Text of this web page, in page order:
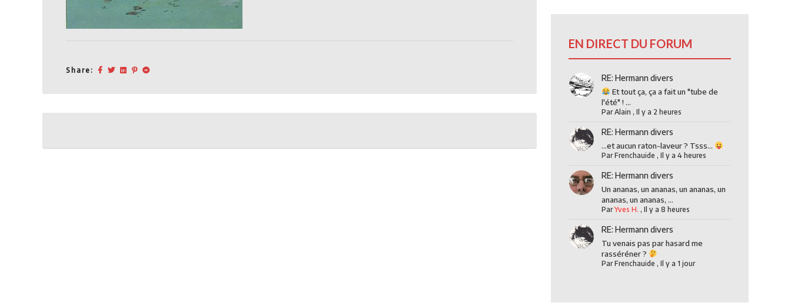
Share:
Post
EN DIRECT DU FORUM
RE: Hermann divers
Et tout ça, ça a fait un "tube de
l'été" ! ...
ParAlain , Il y a 2 heures
RE: Hermann divers
...et aucun raton-laveur ? Tsss...
ParFrenchauide , Il y a 4 heures
RE: Hermann divers
Un ananas, un ananas, un ananas, un
ananas, un ananas, ...
ParYves H. , Il y a 8 heures
RE: Hermann divers
Tu venais pas par hasard me
rasséréner ?
ParFrenchauide , Il y a 1 jour